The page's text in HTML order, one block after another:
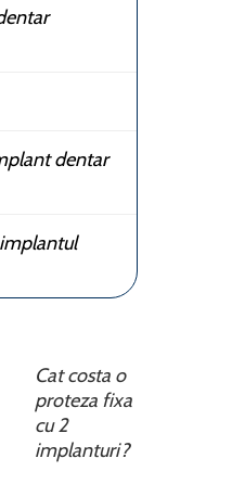
dentar
Cat costa o
proteza fixa
cu 2
implanturi?